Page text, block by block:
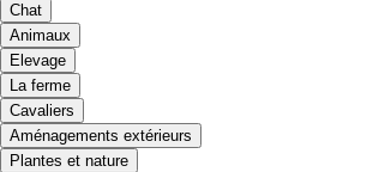
Chat
Animaux
Elevage
La ferme
Cavaliers
Aménagements extérieurs
Plantes et nature